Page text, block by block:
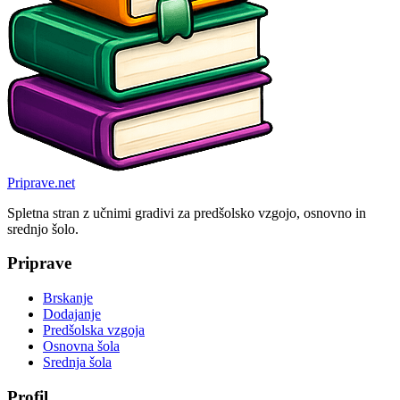
Priprave.net
Spletna stran z učnimi gradivi za predšolsko vzgojo, osnovno in
srednjo šolo.
Priprave
Brskanje
Dodajanje
Predšolska vzgoja
Osnovna šola
Srednja šola